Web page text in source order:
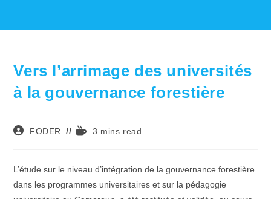
Vers l’arrimage des universités
à la gouvernance forestière
Auteur/autrice
publication :
FODER
Temps3 mins read
L’étude sur le niveau d’intégration de la gouvernance forestière
dans les programmes universitaires et sur la pédagogie